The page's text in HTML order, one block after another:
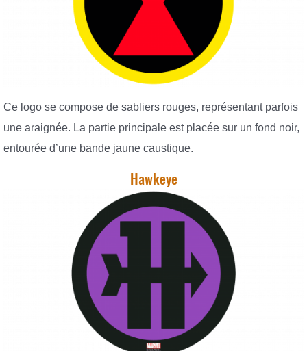
Ce logo se compose de sabliers rouges, représentant parfois
une araignée. La partie principale est placée sur un fond noir,
entourée d’une bande jaune caustique.
Hawkeye